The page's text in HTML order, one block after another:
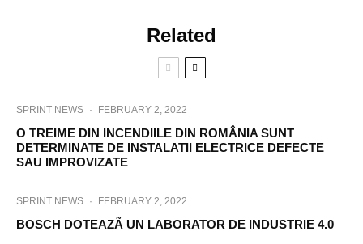
Related
SPRINT NEWS · FEBRUARY 2, 2022
O TREIME DIN INCENDIILE DIN ROMÂNIA SUNT
DETERMINATE DE INSTALATII ELECTRICE DEFECTE
SAU IMPROVIZATE
SPRINT NEWS · FEBRUARY 2, 2022
BOSCH DOTEAZÃ UN LABORATOR DE INDUSTRIE 4.0